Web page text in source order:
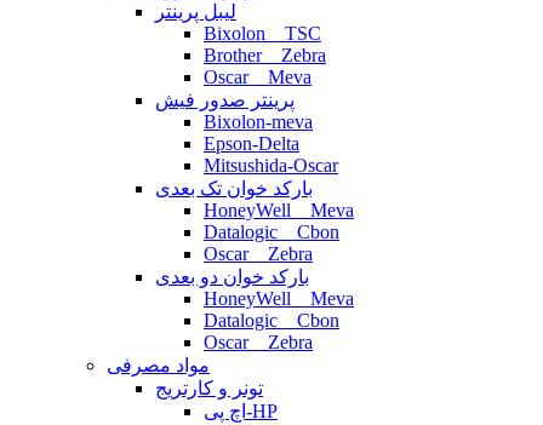
لیبل پرینتر
Bixolon _ TSC
Brother _ Zebra
Oscar _ Meva
پرینتر صدور فیش
Bixolon-meva
Epson-Delta
Mitsushida-Oscar
بارکد خوان تک بعدی
HoneyWell _ Meva
Datalogic _ Cbon
Oscar _ Zebra
بارکد خوان دو بعدی
HoneyWell _ Meva
Datalogic _ Cbon
Oscar _ Zebra
مواد مصرفی
تونر و کارتریج
اچ پی-HP